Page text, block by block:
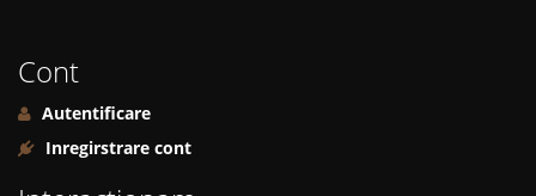
Cont
Autentificare
Inregirstrare cont